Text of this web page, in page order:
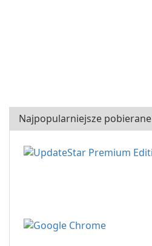
Najpopularniejsze pobierane